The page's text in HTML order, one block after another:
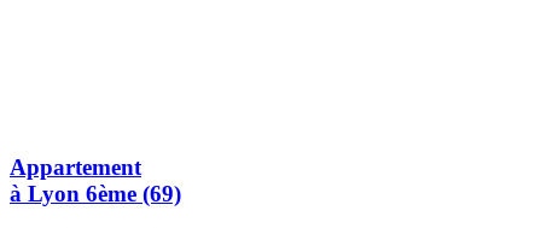
Appartement
à Lyon 6ème (69)